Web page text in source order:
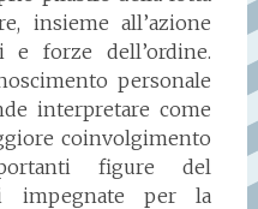
insieme all’azione
e forze dell’ordine.
personale
interpretare come
coinvolgimento
figure del
impegnate per la